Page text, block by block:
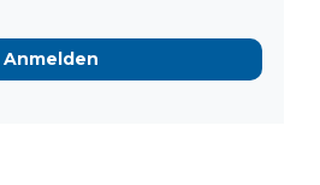
Anmelden